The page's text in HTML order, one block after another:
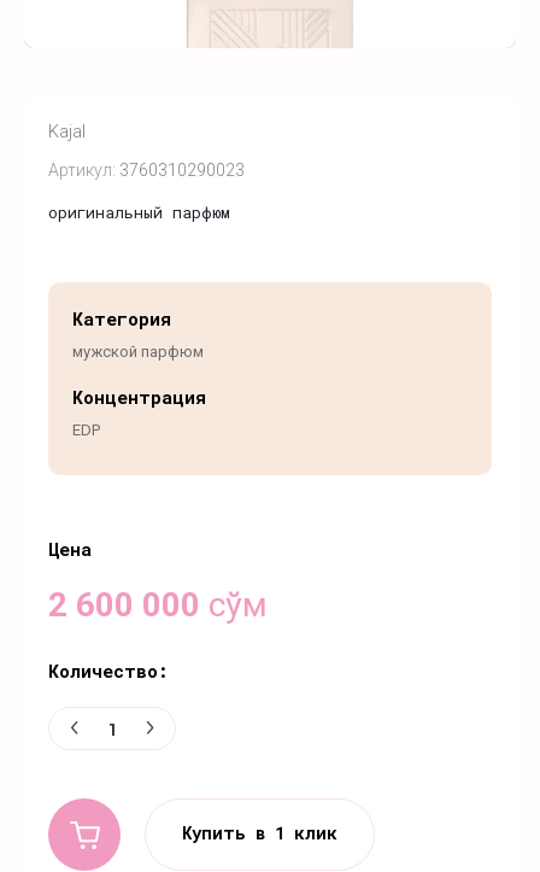
Артикул: 3760310290023
Kajal
оригинальный парфюм
Цена
2 600 000 сўм
Количество:
Купить в 1 клик
Категория
мужской парфюм
Концентрация
EDP